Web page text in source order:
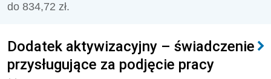
do 834,72 zł.
Dodatek aktywizacyjny – świadczenie
przysługujące za podjęcie pracy